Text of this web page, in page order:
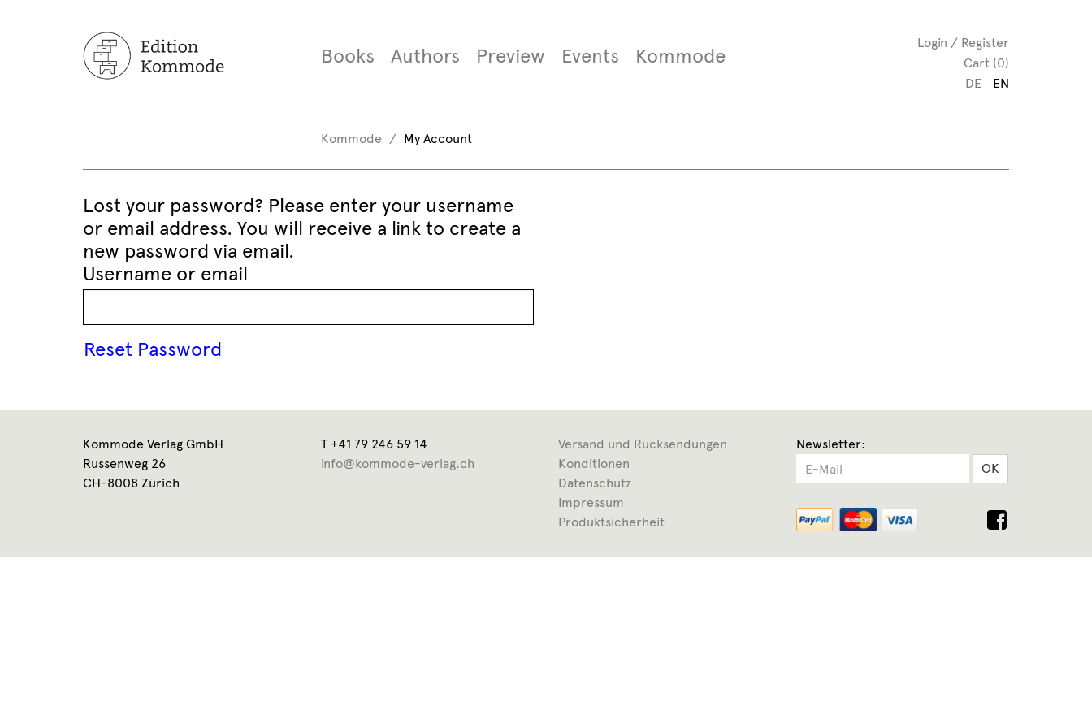
Books Authors Preview Events Kommode
Login / Register
Cart (0)
DE
EN
Kommode My Account
Lost your password? Please enter your username
or email address. You will receive a link to create a
new password via email.
Username or email
Kommode Verlag GmbH
Russenweg 26
CH-8008 Zürich
T +41 79 246 59 14
info@kommode-verlag.ch
Versand und Rücksendungen
Konditionen
Datenschutz
Impressum
Produktsicherheit
Newsletter:
OK